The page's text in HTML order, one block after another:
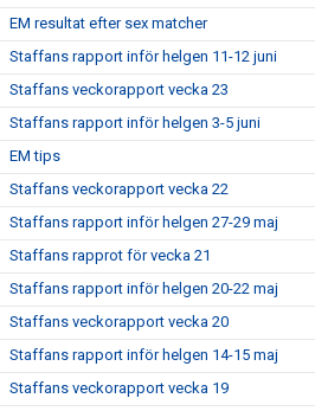
EM resultat efter sex matcher
Staffans rapport inför helgen 11-12 juni
Staffans veckorapport vecka 23
Staffans rapport inför helgen 3-5 juni
EM tips
Staffans veckorapport vecka 22
Staffans rapport inför helgen 27-29 maj
Staffans rapprot för vecka 21
Staffans rapport inför helgen 20-22 maj
Staffans veckorapport vecka 20
Staffans rapport inför helgen 14-15 maj
Staffans veckorapport vecka 19